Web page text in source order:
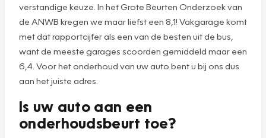
verstandige keuze. In het Grote Beurten Onderzoek van
de ANWB kregen we maar liefst een 8,1! Vakgarage komt
met dat rapportcijfer als een van de besten uit de bus,
want de meeste garages scoorden gemiddeld maar een
6,4. Voor het onderhoud van uw auto bent u bij ons dus
aan het juiste adres.
Is uw auto aan een
onderhoudsbeurt toe?